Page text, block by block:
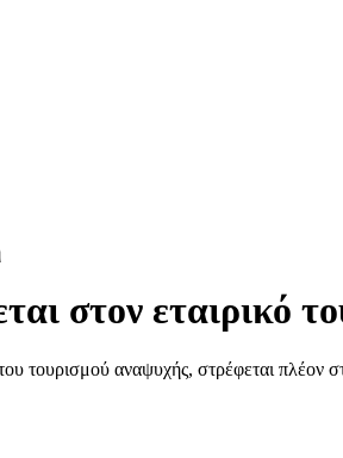
στον εταιρικό
αναψυχής, στρέφεται πλέον